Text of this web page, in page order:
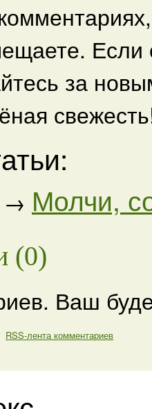
за
→ Молчи,
(0)
Ваш
RSS-лента комментариев